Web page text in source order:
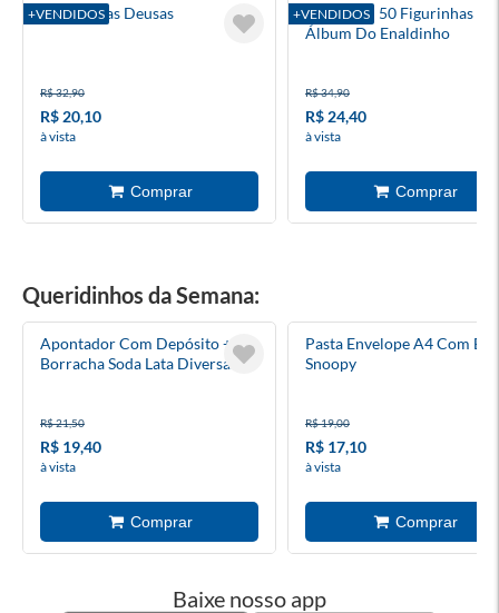
+VENDIDOS
A Roda Das Deusas
R$ 32,90
R$ 20,10
à vista
+VENDIDOS
Pack Com 50 Figurinhas Do
Álbum Do Enaldinho
R$ 34,90
R$ 24,40
à vista
Queridinhos da Semana:
Apontador Com Depósito +
Borracha Soda Lata Diversas
R$ 21,50
R$ 19,40
à vista
Pasta Envelope A4 Com
Snoopy
R$ 19,00
R$ 17,10
à vista
Baixe nosso app